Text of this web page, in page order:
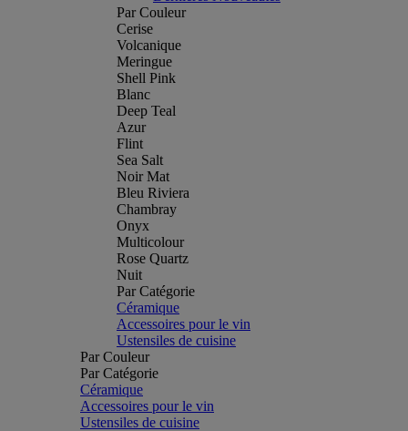
Par Couleur
Cerise
Volcanique
Meringue
Shell Pink
Blanc
Deep Teal
Azur
Flint
Sea Salt
Noir Mat
Bleu Riviera
Chambray
Onyx
Multicolour
Rose Quartz
Nuit
Par Catégorie
Céramique
Accessoires pour le vin
Ustensiles de cuisine
Par Couleur
Par Catégorie
Céramique
Accessoires pour le vin
Ustensiles de cuisine